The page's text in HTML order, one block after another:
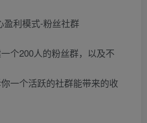
盈利模式-粉丝社群
个200人的粉丝群，以及不
一个活跃的社群能带来的收